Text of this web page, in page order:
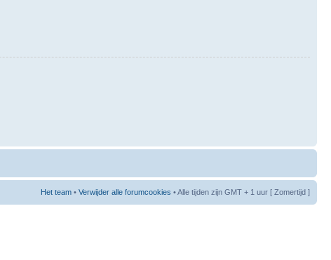
Het team • Verwijder alle forumcookies • Alle tijden zijn GMT + 1 uur [ Zomertijd ]